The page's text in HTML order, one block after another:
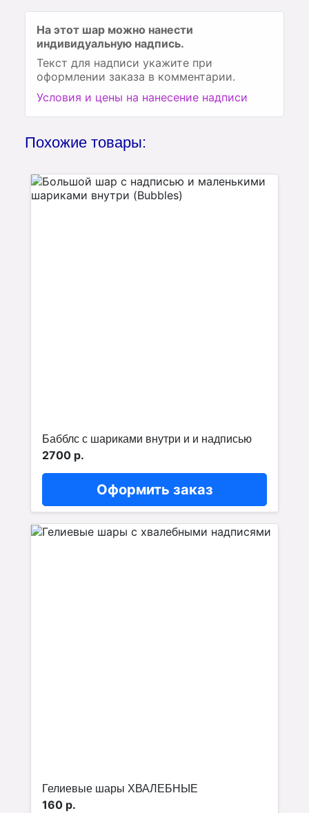
На этот шар можно нанести
индивидуальную надпись.
Текст для надписи укажите при
оформлении заказа в комментарии.
Условия и цены на нанесение надписи
Похожие товары:
Бабблс с шариками внутри и и надписью
2700 р.
Оформить заказ
Гелиевые шары ХВАЛЕБНЫЕ
160 р.